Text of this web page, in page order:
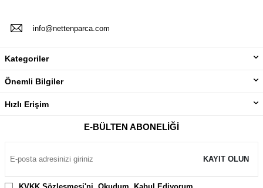
info@nettenparca.com
Kategoriler
Önemli Bilgiler
Hızlı Erişim
E-BÜLTEN ABONELIĞI
KAYIT OLUN